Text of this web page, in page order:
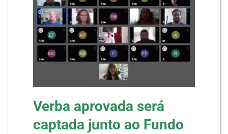
Verba aprovada será
captada junto ao Fundo